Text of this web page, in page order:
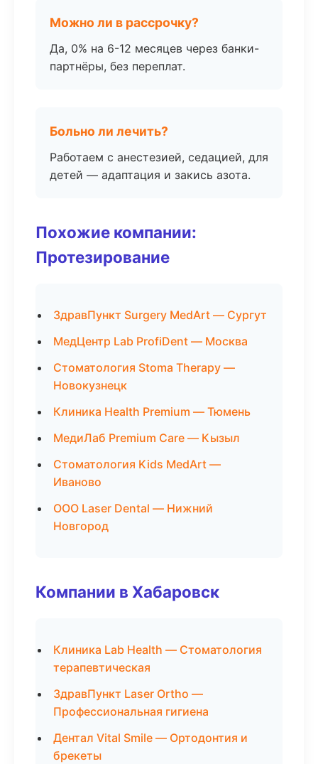
Можно ли в рассрочку?
Да, 0% на 6-12 месяцев через банки-
партнёры, без переплат.
Больно ли лечить?
Работаем с анестезией, седацией, для
детей — адаптация и закись азота.
Похожие компании:
Протезирование
ЗдравПункт Surgery MedArt — Сургут
МедЦентр Lab ProfiDent — Москва
Стоматология Stoma Therapy —
Новокузнецк
Клиника Health Premium — Тюмень
МедиЛаб Premium Care — Кызыл
Стоматология Kids MedArt —
Иваново
ООО Laser Dental — Нижний
Новгород
Компании в Хабаровск
Клиника Lab Health — Стоматология
терапевтическая
ЗдравПункт Laser Ortho —
Профессиональная гигиена
Дентал Vital Smile — Ортодонтия и
брекеты